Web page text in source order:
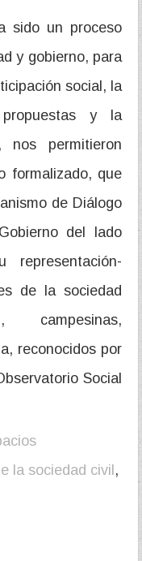
sido un proceso
y gobierno, para
social, la
y la
nos permitieron
formalizado, que
de Diálogo
del lado
representación-
de la sociedad
campesinas,
reconocidos por
Social
la sociedad civil ,